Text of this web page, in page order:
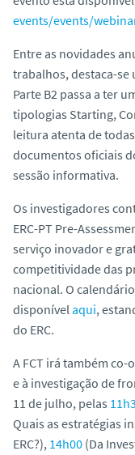
events/events/
Entre as novidades
trabalhos, destaca-se
Parte B2 passa a ter
tipologias Starting,
leitura atenta de
documentos oficiais
sessão informativa.
Os investigadores
ERC-PT Pre-
serviço inovador e
competitividade das
nacional. O
disponívelaqui,
do ERC.
A FCT irá também co-
e à investigação de
11 de julho, pelas
Quais as estratégias
ERC?), 14h00 (Da